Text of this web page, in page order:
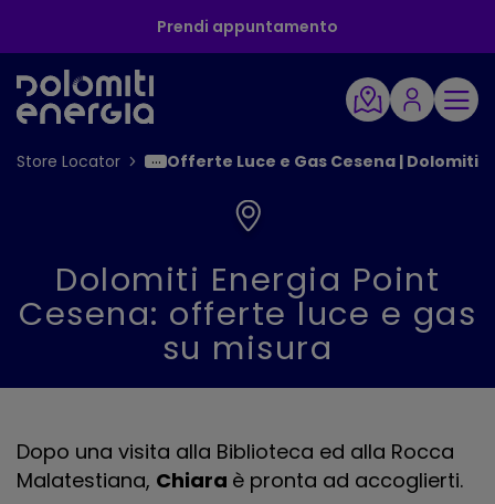
Prendi appuntamento
Store Locator Offerte Luce e Gas Cesena | Dolomiti
Dolomiti Energia Point
Cesena: offerte luce e gas
su misura
Dopo una visita alla Biblioteca ed alla Rocca
Malatestiana, Chiara è pronta ad accoglierti.